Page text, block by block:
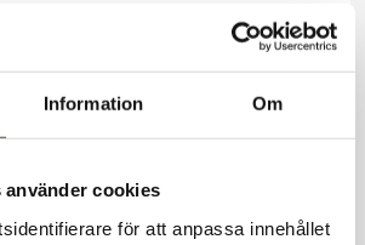
Information Om
använder cookies
för att anpassa innehållet
Bakers är kreatören bakom
ett öga för detaljer och en passion
kvalitet. Här delar vi med oss av
recept, inspirerande bilder och
bakverk och rätter för alla